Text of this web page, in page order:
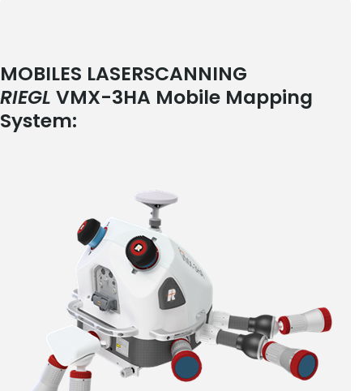
MOBILES LASERSCANNING
RIEGL VMX-3HA Mobile Mapping
System: